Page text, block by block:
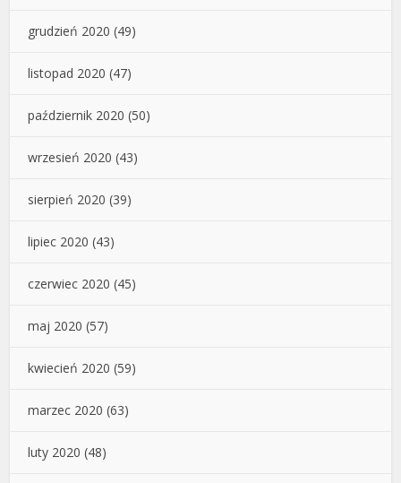
grudzień 2020 (49)
listopad 2020 (47)
październik 2020 (50)
wrzesień 2020 (43)
sierpień 2020 (39)
lipiec 2020 (43)
czerwiec 2020 (45)
maj 2020 (57)
kwiecień 2020 (59)
marzec 2020 (63)
luty 2020 (48)